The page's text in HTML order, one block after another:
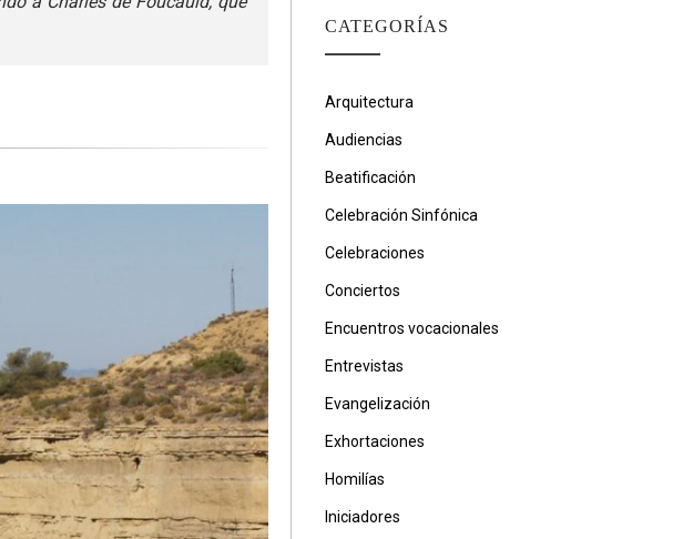
CATEGORÍAS
Arquitectura
Audiencias
Beatificación
Celebración Sinfónica
Celebraciones
Conciertos
Encuentros vocacionales
Entrevistas
Evangelización
Exhortaciones
Homilías
Iniciadores